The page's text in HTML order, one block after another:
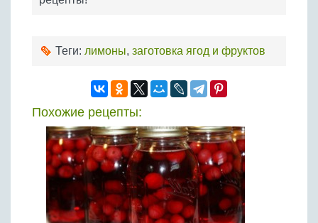
Теги: лимоны, заготовка ягод и фруктов
Похожие рецепты: